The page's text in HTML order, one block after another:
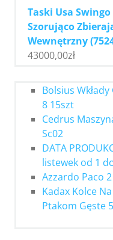
Taski Usa
Szorująco
Wewnętrzny
43000,00zł
Bolsius
8 15szt
Cedrus
Sc02
DATA
listewek od 1
Azzardo Paco
Kadax Kolce
Ptakom Gęste